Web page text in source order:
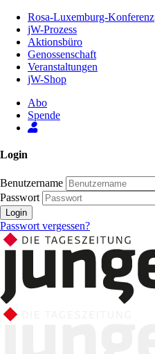
Inhalt
Seite
Rosa-Luxemburg-Konferenz
jW-Prozess
Aktionsbüro
Genossenschaft
Veranstaltungen
jW-Shop
Abo
Spende
Login
Benutzername
Passwort
Login
Passwort vergessen?